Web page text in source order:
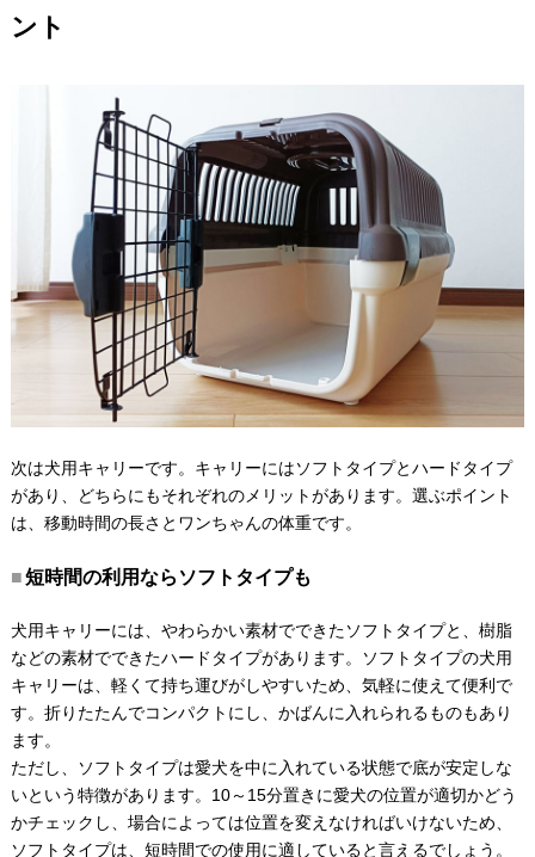
ント
次は犬用キャリーです。キャリーにはソフトタイプとハードタイプ
があり、どちらにもそれぞれのメリットがあります。選ぶポイント
は、移動時間の長さとワンちゃんの体重です。
短時間の利用ならソフトタイプも
犬用キャリーには、やわらかい素材でできたソフトタイプと、樹脂
などの素材でできたハードタイプがあります。ソフトタイプの犬用
キャリーは、軽くて持ち運びがしやすいため、気軽に使えて便利で
す。折りたたんでコンパクトにし、かばんに入れられるものもあり
ます。
ただし、ソフトタイプは愛犬を中に入れている状態で底が安定しな
いという特徴があります。10～15分置きに愛犬の位置が適切かどう
かチェックし、場合によっては位置を変えなければいけないため、
ソフトタイプは、短時間での使用に適していると言えるでしょう。